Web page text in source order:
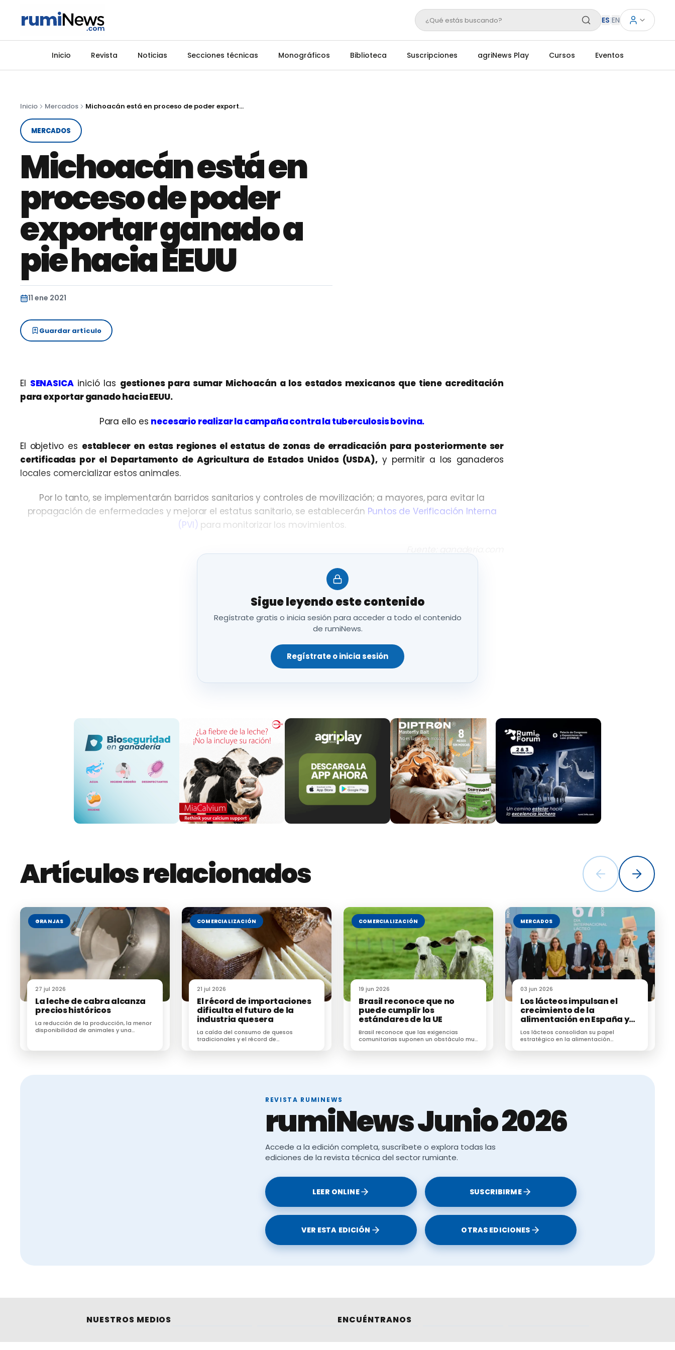
¿Qué estás buscando? ES|EN
Inicio Revista Noticias Secciones técnicas Monográficos Biblioteca Suscripciones agriNews Play Cursos Eventos
Inicio Mercados Michoacán está en proceso de poder exportar ganado a pie hacia EEUU
MERCADOS
Michoacán está en
proceso de poder
exportar ganado a
pie hacia EEUU
11 ene 2021
Guardar artículo
El SENASICAinició las gestiones para sumar Michoacán a los estados mexicanos que tiene acreditación
para exportar ganado hacia EEUU.
Para ello es necesario realizar la campaña contra la tuberculosis bovina.
El objetivo es establecer en estas regiones el estatus de zonas de erradicación para posteriormente ser
certificadas por el Departamento de Agricultura de Estados Unidos (USDA),y permitir a los ganaderos
locales comercializar estos animales.
Por lo tanto, se implementarán barridos sanitarios y controles de movilización; a mayores, para evitar la
propagación de enfermedades y mejorar el estatus sanitario, se establecerán Puntos de Verificación Interna
(PVI) para monitorizar los movimientos.
Sigue leyendo este contenido
Regístrate gratis o inicia sesión para acceder a todo el contenido
de rumiNews.
Regístrate o inicia sesión
Artículos relacionados
GRANJAS
27 jul 2026
La leche de cabra alcanza
precios históricos
La reducción de la producción, la menor
disponibilidad de animales y una
COMERCIALIZACIÓN
21 jul 2026
El récord de importaciones
dificulta el futuro de la
industria quesera
La caída del consumo de quesos
tradicionales y el récord de
una parte de la industria quesera
COMERCIALIZACIÓN
19 jun 2026
Brasil reconoce que no
puede cumplir los
estándares de la UE
Brasil reconoce que las exigencias
comunitarias suponen un obstáculo muy
brasileño
MERCADOS
03 jun 2026
Los lácteos impulsan el
crecimiento de la
alimentación en España y
lideran la innovación del
sector
Los lácteos consolidan su papel
estratégico en la alimentación
crecimiento del mercado y la
REVISTA RUMINEWS
rumiNews Junio 2026
Accede a la edición completa, suscríbete o explora todas las
ediciones de la revista técnica del sector rumiante.
LEER ONLINE SUSCRIBIRME
VER ESTA EDICIÓN OTRAS EDICIONES
NUESTROS MEDIOS ENCUÉNTRANOS